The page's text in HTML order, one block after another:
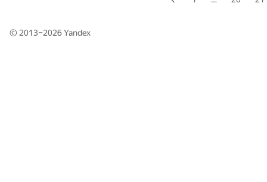
© 2013–2026Yandex